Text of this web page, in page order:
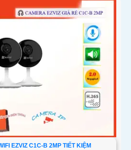
EZVIZ C1C-B 2MP TIẾT KIỆM